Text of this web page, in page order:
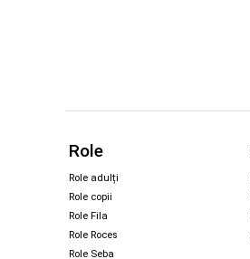
Role
Role adulți
Role copii
Role Fila
Role Roces
Role Seba